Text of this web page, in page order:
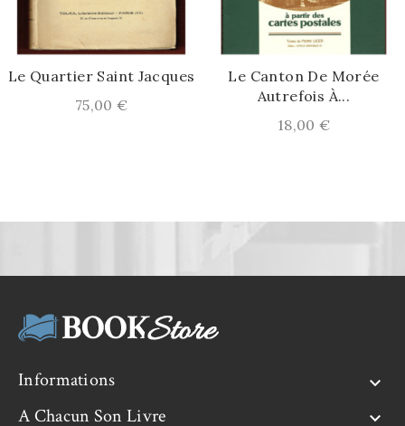
Le Quartier Saint Jacques
Prix
75,00 €
Le Canton De Morée
Autrefois À...
Prix
18,00 €
Informations 
A Chacun Son Livre 